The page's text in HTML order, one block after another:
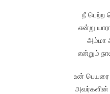
நீ பெற்ற
என்று
அம்மா
என்றும்
உன்
அவர்களின்